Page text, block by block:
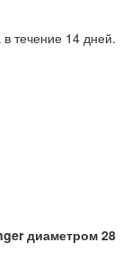
течение 14 дней.
диаметром 28